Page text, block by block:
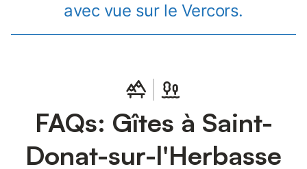
avec vue sur le Vercors.
FAQs: Gîtes à Saint-
Donat-sur-l'Herbasse